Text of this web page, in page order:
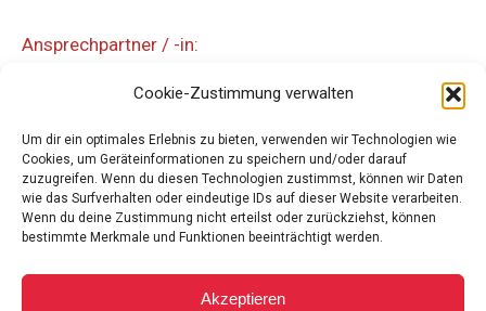
Cookie-Zustimmung verwalten
Um dir ein optimales Erlebnis zu bieten, verwenden wir Technologien wie
Cookies, um Geräteinformationen zu speichern und/oder darauf
zuzugreifen. Wenn du diesen Technologien zustimmst, können wir Daten
wie das Surfverhalten oder eindeutige IDs auf dieser Website verarbeiten.
Wenn du deine Zustimmung nicht erteilst oder zurückziehst, können
bestimmte Merkmale und Funktionen beeinträchtigt werden.
Akzeptieren
Ansprechpartner / -in: